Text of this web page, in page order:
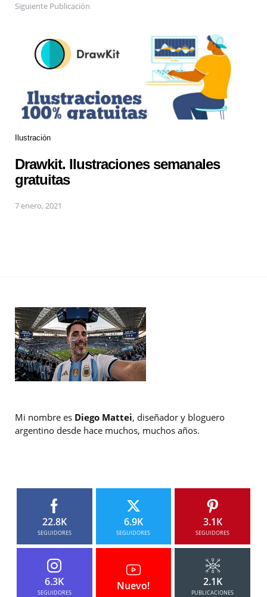
Siguiente Publicación
Ilustración
Drawkit. Ilustraciones semanales
gratuitas
7 enero, 2021
Mi nombre es Diego Mattei, diseñador y bloguero
argentino desde hace muchos, muchos años.
22.8K
SEGUIDORES
6.9K
SEGUIDORES
3.1K
SEGUIDORES
6.3K
SEGUIDORES
Nuevo! 2.1K
PUBLICACIONES